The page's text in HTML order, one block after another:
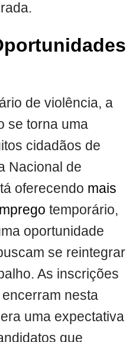
de violência, a
se torna uma
cidadãos de
Nacional de
oferecendo mais
temporário,
oportunidade
se reintegrar
As inscrições
nesta
uma expectativa
que